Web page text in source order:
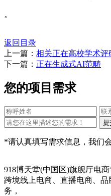
。
返回目录
上一篇： 相关正在高校学术
下一篇： 正在生成式AI范畴
您的项目需求
*请认真填写需求信息，我们
918博天堂(中国区)旗舰厅电
跨境线上电商、直播电商、
务，